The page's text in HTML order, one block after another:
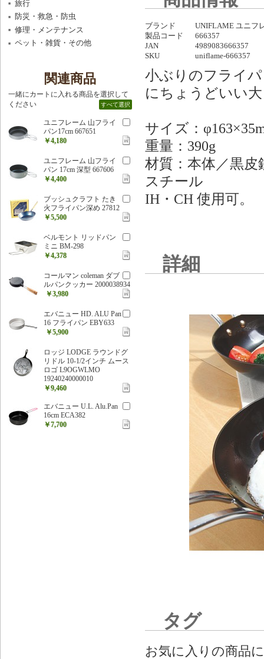
ブランド
UNIFLAME ユニフ
製品コード
666357
JAN
4989083666357
SKU
uniflame-666357
小ぶりのフライ
にちょうどいい
サイズ：
重量：390g
材質：本体／黒
スチール
IH・CH 使用可。
詳細
タグ
お気に入りの商品
旅行
防災・救急・防虫
修理・メンテナンス
ペット・雑貨・その他
関連商品
一緒にカートに入れる商品を選択して
ください
すべて選択
ユニフレーム 山フライ
パン17cm 667651
￥4,180
ユニフレーム 山フライ
パン 17cm 深型 667606
￥4,400
ブッシュクラフト たき
火フライパン深め 27812
￥5,500
ベルモント リッドパン
ミニ BM-298
￥4,378
コールマン coleman ダブ
ルパンクッカー 2000038934
￥3,980
エバニュー HD. ALU Pan
16 フライパン EBY633
￥5,900
ロッジ LODGE ラウンドグ
リドル 10-1/2インチ ムース
ロゴ L9OGWLMO
19240240000010
￥9,460
エバニュー U.L. Alu.Pan
16cm ECA382
￥7,700